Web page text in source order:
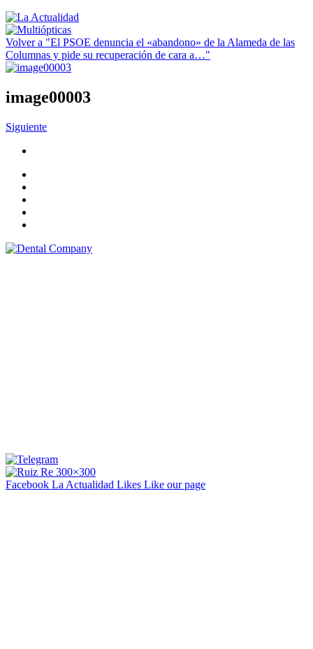
Volver a "El PSOE denuncia el «abandono» de la Alameda de las
Columnas y pide su recuperación de cara a…"
image00003
Siguiente
Facebook La Actualidad Likes Like our page